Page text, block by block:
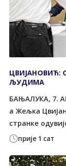
прије 1 сат
ЦВИЈАНОВИЋ:
ЉУДИМА
БАЊАЛУКА, 7.
а Жељка
странке